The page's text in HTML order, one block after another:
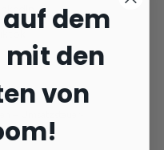
– Umsatzsteuer-
auf dem
mit den
von